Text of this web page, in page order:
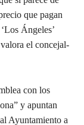
que pagan
Ángeles’
el concejal-
con los
y apuntan
Ayuntamiento a